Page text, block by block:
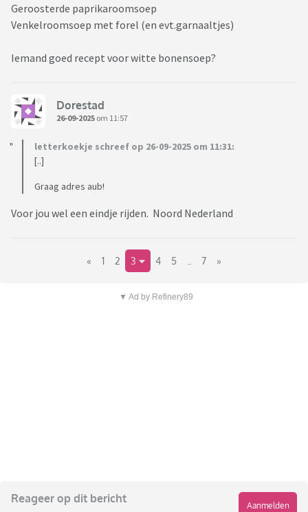
Geroosterde paprikaroomsoep
Venkelroomsoep met forel (en evt.garnaaltjes)
Iemand goed recept voor witte bonensoep?
Dorestad
26-09-2025 om 11:57
letterkoekje schreef op 26-09-2025 om 11:31:
[..]
Graag adres aub!
Voor jou wel een eindje rijden. Noord Nederland
« 1 2 3 4 5 7 »
▼ Ad by Refinery89
Reageer op dit bericht
Aanmelden